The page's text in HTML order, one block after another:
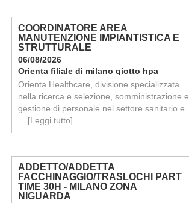
COORDINATORE AREA
MANUTENZIONE IMPIANTISTICA E
STRUTTURALE
06/08/2026
Orienta filiale di milano giotto hpa
Orienta Healthcare, divisione specializzata
nella ricerca e selezione, somministrazione e
gestione di personale nel settore sanitario e
[Leggi tutto]
ADDETTO/ADDETTA
FACCHINAGGIO/TRASLOCHI PART
TIME 30H - MILANO ZONA
NIGUARDA